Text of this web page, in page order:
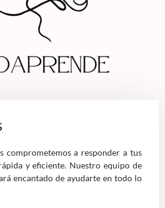
comprometemos a responder a tus
y eficiente. Nuestro equipo de
encantado de ayudarte en todo lo